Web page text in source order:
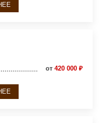
от 420 000 ₽